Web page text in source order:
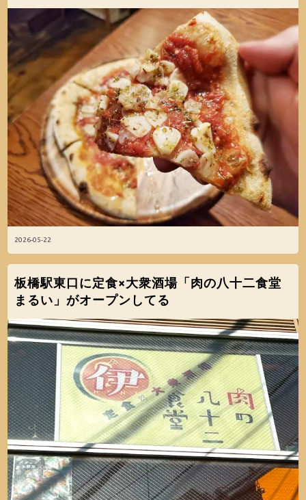
2026-05-22
板橋駅東口に定食×大衆酒場「肉の八十二食堂
まるい」がオープンしてる